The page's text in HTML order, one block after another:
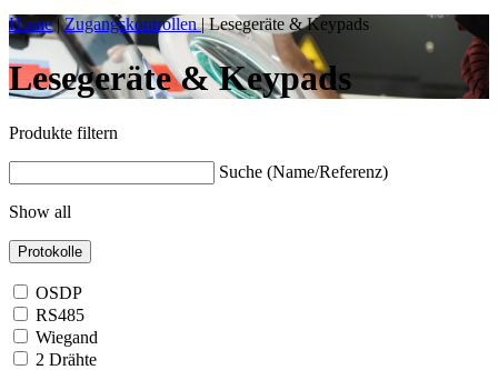
Home |Zugangskontrollen|Lesegeräte & Keypads
Lesegeräte & Keypads
Produkte filtern
Suche (Name/Referenz)
Show all
Protokolle
OSDP
RS485
Wiegand
2 Drähte